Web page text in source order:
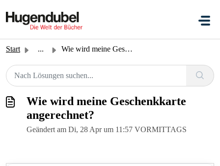
Start ... Wie wird meine Geschenkkarte angerechnet?
Wie wird meine Geschenkkarte
angerechnet?
Geändert am Di, 28 Apr um 11:57 VORMITTAGS